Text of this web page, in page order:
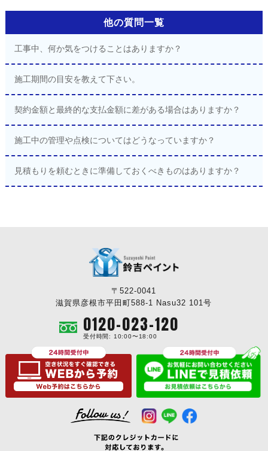
他の質問一覧
工事中、何か気をつけることはありますか？
施工期間の目安を教えて下さい。
契約金額と最終的な支払金額に差がある場合はありますか？
施工中の管理や点検についてはどうなっていますか？
見積もりを頼むときに準備しておくべきものはありますか？
〒522-0041
滋賀県彦根市平田町588-1 Nasu32 101号
0120-023-120
受付時間: 10:00〜18:00